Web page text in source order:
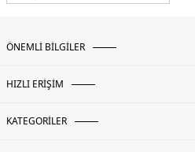
ÖNEMLİ BİLGİLER
HIZLI ERİŞİM
KATEGORİLER